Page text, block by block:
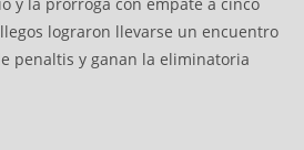
lograron llevarse un encuentro
penaltis y ganan la eliminatoria